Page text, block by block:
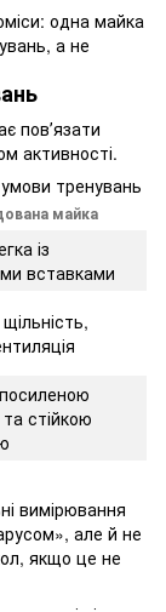
одна майка
а не
повʼязати
активності.
тренувань
майка
із
вставками
стійкою
вимірювання
але й не
якщо це не